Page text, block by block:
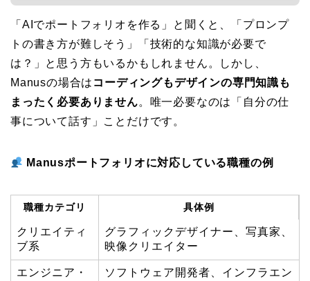
「AIでポートフォリオを作る」と聞くと、「プロンプ
トの書き方が難しそう」「技術的な知識が必要で
は？」と思う方もいるかもしれません。しかし、
Manusの場合は コーディングもデザインの専門知識も
まったく必要ありません。唯一必要なのは「自分の仕
事について話す」ことだけです。
Manusポートフォリオに対応している職種の例
職種カテゴリ 具体例
クリエイティ
ブ系
グラフィックデザイナー、写真家、
映像クリエイター
エンジニア・ ソフトウェア開発者、インフラエン